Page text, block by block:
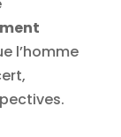
l’homme